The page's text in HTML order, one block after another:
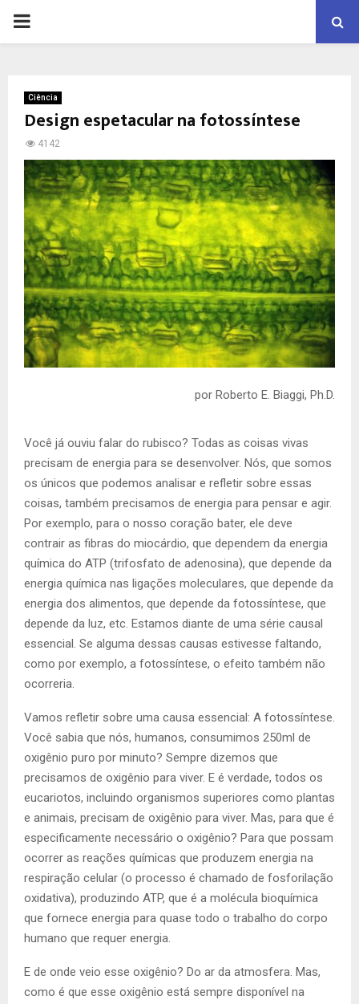
PRIMARY
Ciência
Design espetacular na fotossíntese
4142
por Roberto E. Biaggi, Ph.D.
Você já ouviu falar do rubisco? Todas as coisas vivas
precisam de energia para se desenvolver. Nós, que somos
os únicos que podemos analisar e refletir sobre essas
coisas, também precisamos de energia para pensar e agir.
Por exemplo, para o nosso coração bater, ele deve
contrair as fibras do miocárdio, que dependem da energia
química do ATP (trifosfato de adenosina), que depende da
energia química nas ligações moleculares, que depende da
energia dos alimentos, que depende da fotossíntese, que
depende da luz, etc. Estamos diante de uma série causal
essencial. Se alguma dessas causas estivesse faltando,
como por exemplo, a fotossíntese, o efeito também não
ocorreria.
Vamos refletir sobre uma causa essencial: A fotossíntese.
Você sabia que nós, humanos, consumimos 250ml de
oxigênio puro por minuto? Sempre dizemos que
precisamos de oxigênio para viver. E é verdade, todos os
eucariotos, incluindo organismos superiores como plantas
e animais, precisam de oxigênio para viver. Mas, para que é
especificamente necessário o oxigênio? Para que possam
ocorrer as reações químicas que produzem energia na
respiração celular (o processo é chamado de fosforilação
oxidativa), produzindo ATP, que é a molécula bioquímica
que fornece energia para quase todo o trabalho do corpo
humano que requer energia.
E de onde veio esse oxigênio? Do ar da atmosfera. Mas,
como é que esse oxigênio está sempre disponível na